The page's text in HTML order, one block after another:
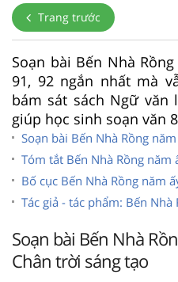
Trang trước
Soạn bài Bến Nhà
91, 92 ngắn nhất mà
bám sát sách Ngữ văn
giúp học sinh soạn văn
Soạn bài Bến Nhà Rồng
Tóm tắt Bến Nhà Rồng năm
Bố cục Bến Nhà Rồng năm
Tác giả - tác phẩm: Bến Nhà
Soạn bài Bến Nhà
Chân trời sáng tạo